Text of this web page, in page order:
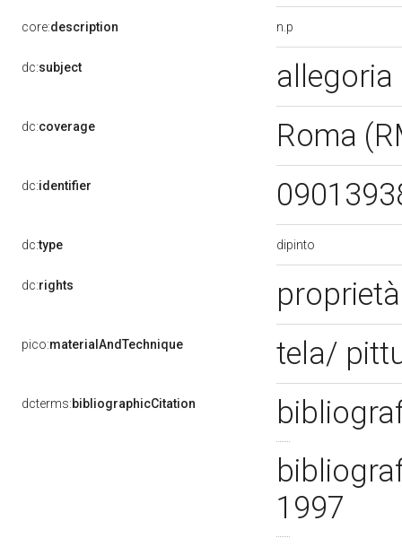
core:description n.p
dc:subject
dc:coverage Roma
dc:identifier
dc:type dipinto
dc:rights
pico:materialAndTechnique tela/
dcterms:bibliographicCitation
1997